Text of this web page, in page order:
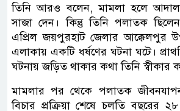
তিনি আরও বলেন, মামলা হলে
সাজা দেন। কিন্তু তিনি পলাতক
এপ্রিল জয়পুরহাট জেলার আক্কেলপুর
এলাকায় একটি ধর্ষণের ঘটনা ঘটে।
ঘটনায় জড়িত থাকার কথা তিনি স্বীকার
মামলার পর থেকে পলাতক
বিচার প্রক্রিয়া শেষে চলতি বছরের